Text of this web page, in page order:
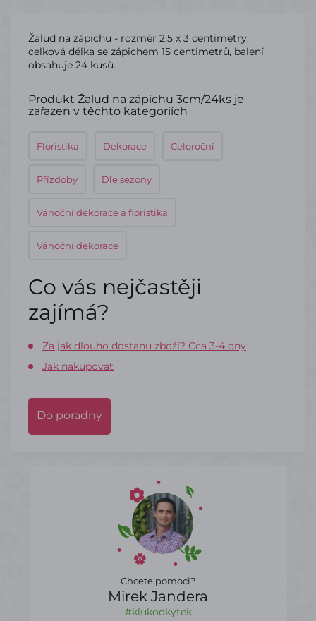
Žalud na zápichu - rozměr 2,5 x 3 centimetry,
celková délka se zápichem 15 centimetrů, balení
obsahuje 24 kusů.
Produkt Žalud na zápichu 3cm/24ks je
zařazen v těchto kategoriích
Floristika Dekorace Celoroční
Přízdoby Dle sezony
Vánoční dekorace a floristika
Vánoční dekorace
Co vás nejčastěji
zajímá?
Za jak dlouho dostanu zboží? Cca 3-4 dny
Jak nakupovat
Do poradny
Chcete pomoci?
Mirek Jandera
#klukodkytek